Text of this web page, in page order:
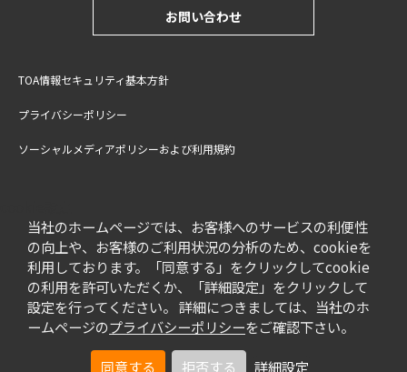
当社のホームページでは、お客様へのサービスの利便性
の向上や、お客様のご利用状況の分析のため、cookieを
利用しております。「同意する」をクリックしてcookie
の利用を許可いただくか、「詳細設定」をクリックして
設定を行ってください。 詳細につきましては、当社のホ
ームページのプライバシーポリシーをご確認下さい。
同意する 拒否する 詳細設定
お問い合わせ
TOA情報セキュリティ基本方針
プライバシーポリシー
ソーシャルメディアポリシーおよび利用規約
特定商取引法に基づく表記